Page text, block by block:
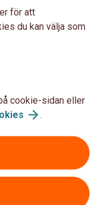
för att
du kan välja som
cookie-sidan eller
.